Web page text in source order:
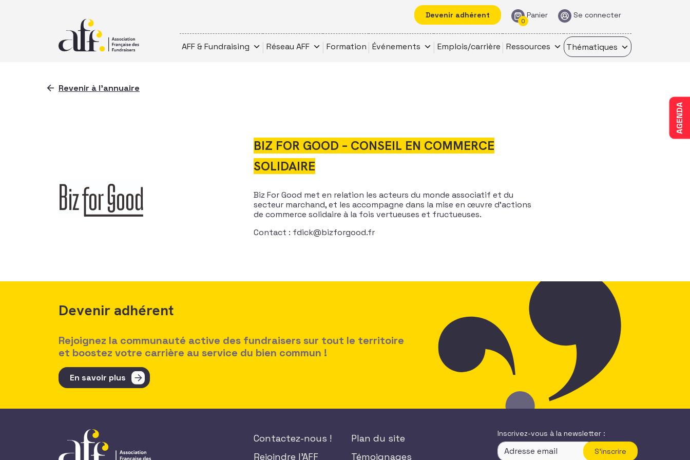
Devenir adhérent Panier
0
Se connecter
AFF & Fundraising Réseau AFF Formation Événements Emplois/carrière Ressources Thématiques
AGENDA
Revenir à l'annuaire
BIZ FOR GOOD – CONSEIL EN COMMERCE
SOLIDAIRE
Biz For Good met en relation les acteurs du monde associatif et du
secteur marchand, et les accompagne dans la mise en œuvre d’actions
de commerce solidaire à la fois vertueuses et fructueuses.
Contact : fdick@bizforgood.fr
Devenir adhérent
Rejoignez la communauté active des fundraisers sur tout le territoire
et boostez votre carrière au service du bien commun !
En savoir plus
Contactez-nous !
Rejoindre l'AFF
Plan du site
Témoignages
Inscrivez-vous à la newsletter :
S'inscrire